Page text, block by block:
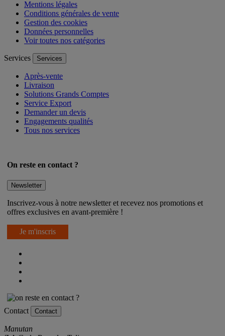
Mentions légales
Conditions générales de vente
Gestion des cookies
Données personnelles
Voir toutes nos catégories
Services Services
Après-vente
Livraison
Solutions Grands Comptes
Service Export
Demander un devis
Engagements qualités
Tous nos services
On reste en contact ?
Newsletter
Inscrivez-vous à notre newsletter et recevez nos promotions et
offres exclusives en avant-première !
Je m'inscris
Contact Contact
Manutan